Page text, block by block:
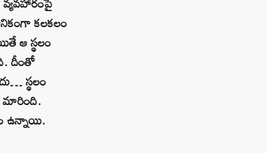
కలకలం
ఆ స్థలం
దీంతో
స్థలం
మారింది.
ఉన్నాయి.